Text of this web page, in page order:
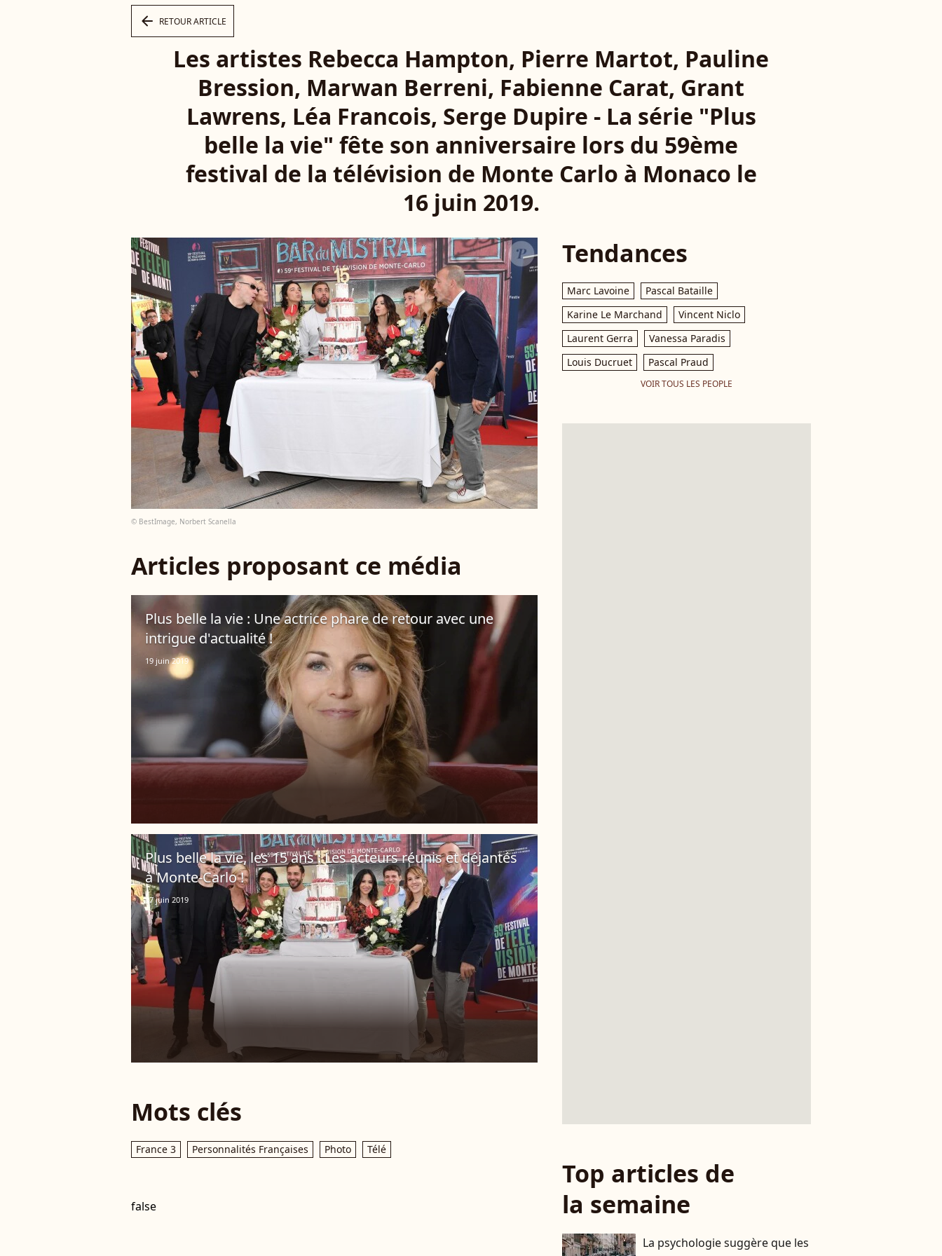
arrow_left RETOUR ARTICLE
Les artistes Rebecca Hampton, Pierre Martot, Pauline
Bression, Marwan Berreni, Fabienne Carat, Grant
Lawrens, Léa Francois, Serge Dupire - La série "Plus
belle la vie" fête son anniversaire lors du 59ème
festival de la télévision de Monte Carlo à Monaco le
16 juin 2019.
© BestImage, Norbert Scanella
Articles proposant ce média
Plus belle la vie : Une actrice phare de retour avec une
intrigue d'actualité !
19 juin 2019
Plus belle la vie, les 15 ans : Les acteurs réunis et déjantés
à Monte-Carlo !
17 juin 2019
Mots clés
France 3 Personnalités Françaises Photo Télé
false
Tendances
Marc Lavoine
Pascal Bataille
Karine Le Marchand
Vincent Niclo
Laurent Gerra
Vanessa Paradis
Louis Ducruet
Pascal Praud
VOIR TOUS LES PEOPLE
Top articles de
la semaine
La psychologie suggère que les